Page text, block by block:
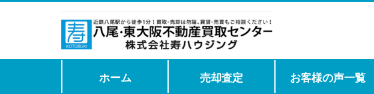
ホーム 売却査定 お客様の声一覧